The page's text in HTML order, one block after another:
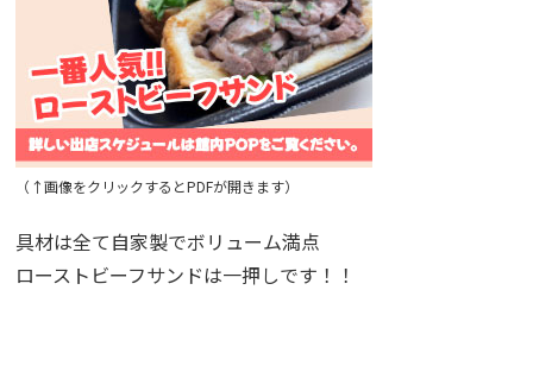
（↑画像をクリックするとPDFが開きます）
具材は全て自家製でボリューム満点
ローストビーフサンドは一押しです！！